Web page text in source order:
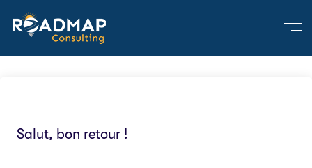
Salut, bon retour !